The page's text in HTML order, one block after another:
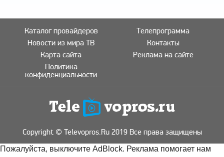
Каталог провайдеров
Телепрограмма
Новости из мира ТВ
Контакты
Карта сайта
Реклама на сайте
Политика
конфиденциальности
Copyright © Televopros.Ru 2019 Все права защищены
Пожалуйста, выключите AdBlock. Реклама помогает нам